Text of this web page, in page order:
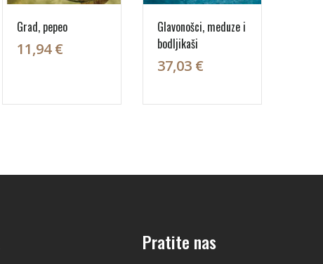
Grad, pepeo
11,94 €
Glavonošci, meduze i
bodljikaši
37,03 €
Pratite nas